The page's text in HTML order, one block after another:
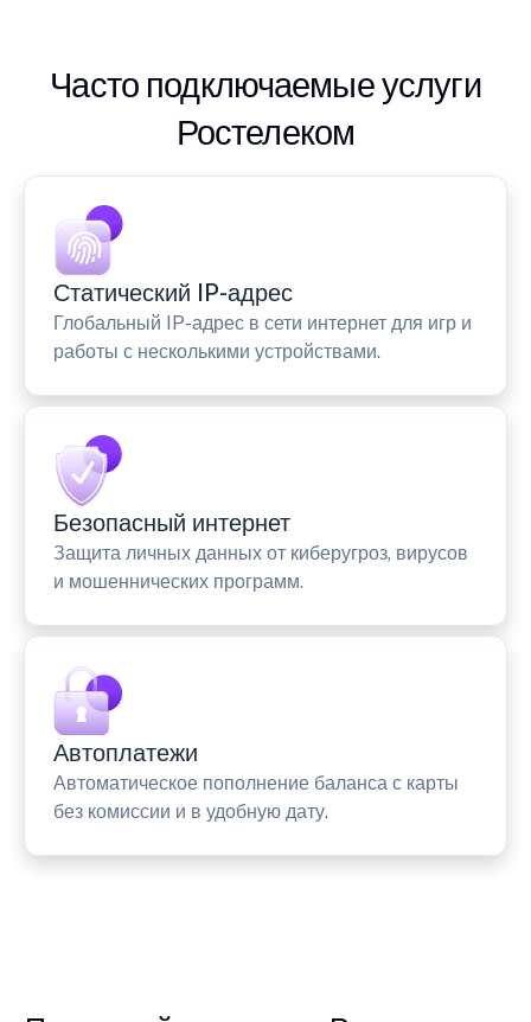
Часто подключаемые услуги
Ростелеком
Статический IP-адрес
Глобальный IP-адрес в сети интернет для игр и
работы с несколькими устройствами.
Безопасный интернет
Защита личных данных от киберугроз, вирусов
и мошеннических программ.
Автоплатежи
Автоматическое пополнение баланса с карты
без комиссии и в удобную дату.